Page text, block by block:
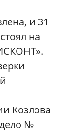
и 31
на
Козлова
№